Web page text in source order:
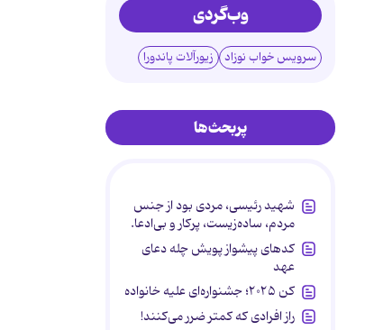
وب‌گردی
سرویس خواب نوزاد زیورآلات پاندورا
پربحث‌ها
شهید رئیسی، مردی بود از جنس
مردم، ساده‌زیست، پرکار و بی‌ادعا.
کدهای پیشواز پویش چله دعای
عهد
کن ۲۰۲۵؛ جشنواره‌ای علیه خانواده
راز افرادی که کمتر ضرر می‌کنند!